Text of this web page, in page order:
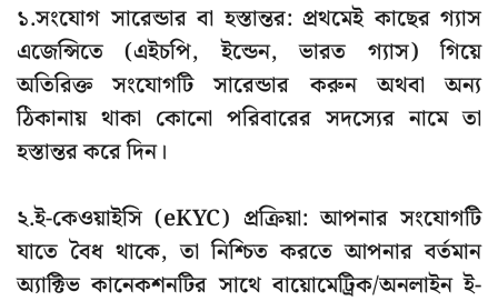
১.সংযোগ সারেন্ডার বা হস্তান্তর: প্রথমেই কাছের গ্যাস
এজেন্সিতে (এইচপি, ইন্ডেন, ভারত গ্যাস) গিয়ে
অতিরিক্ত সংযোগটি সারেন্ডার করুন অথবা অন্য
ঠিকানায় থাকা কোনো পরিবারের সদস্যের নামে তা
হস্তান্তর করে দিন।
২.ই-কেওয়াইসি (eKYC) প্রক্রিয়া: আপনার সংযোগটি
যাতে বৈধ থাকে, তা নিশ্চিত করতে আপনার বর্তমান
অ্যাক্টিভ কানেকশনটির সাথে বায়োমেট্রিক/অনলাইন ই-